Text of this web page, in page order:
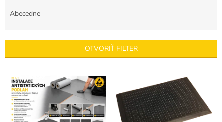
p
Abecedne
OTVORIŤ FILTER
Na žiadosť